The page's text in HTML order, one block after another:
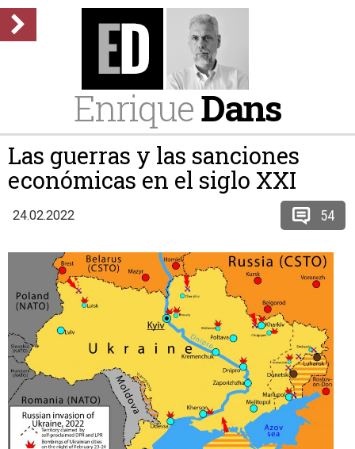
EnriqueDans
Las guerras y las sanciones
económicas en el siglo XXI
24.02.2022 54